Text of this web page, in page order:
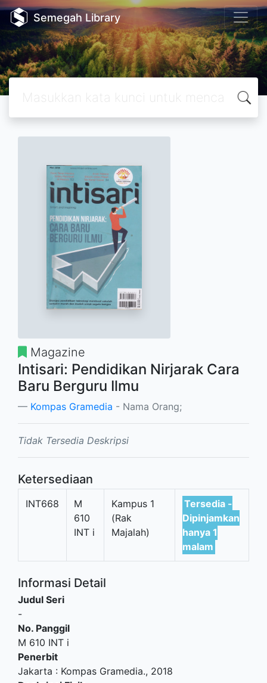
Semegah Library
Magazine
Intisari: Pendidikan Nirjarak Cara
Baru Berguru Ilmu
Kompas Gramedia - Nama Orang;
Tidak Tersedia Deskripsi
Ketersediaan
INT668
M
610
INT i
Kampus 1
(Rak
Majalah)
Tersedia -
Dipinjamkan
hanya 1
malam
Informasi Detail
Judul Seri
-
No. Panggil
M 610 INT i
Penerbit
Jakarta : Kompas Gramedia., 2018